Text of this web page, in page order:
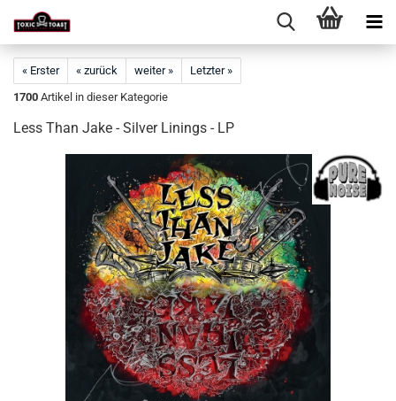
« Erster « zurück weiter »
Letzter »
1700 Artikel in dieser Kategorie
Less Than Jake - Silver Linings - LP